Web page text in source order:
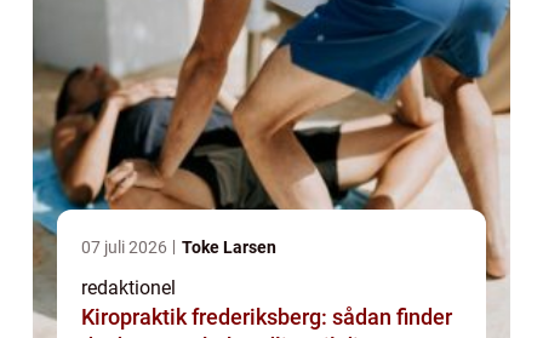
07 juli 2026 Toke Larsen
redaktionel
Kiropraktik frederiksberg: sådan finder